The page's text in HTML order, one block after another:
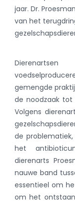
jaar. Dr.
van het
gemengde
de noodzaak tot
Volgens
de
het
dierenarts
nauwe band
essentieel om
om het